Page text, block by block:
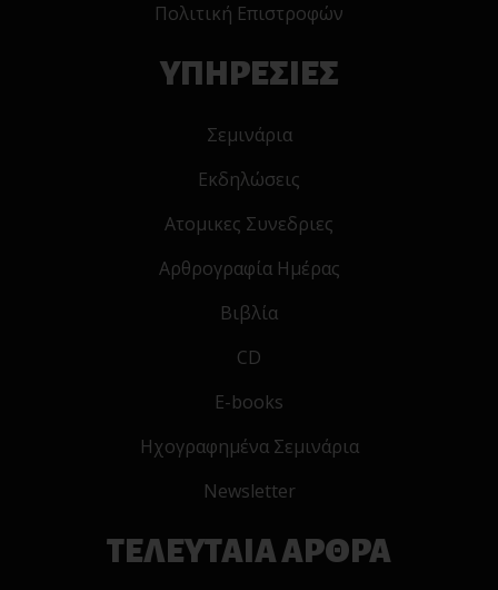
Πολιτική Επιστροφών
ΥΠΗΡΕΣΙΕΣ
Σεμινάρια
Εκδηλώσεις
Ατομικες Συνεδριες
Αρθρογραφία Ημέρας
Βιβλία
CD
E-books
Ηχογραφημένα Σεμινάρια
Newsletter
ΤΕΛΕΥΤΑΙΑ ΑΡΘΡΑ